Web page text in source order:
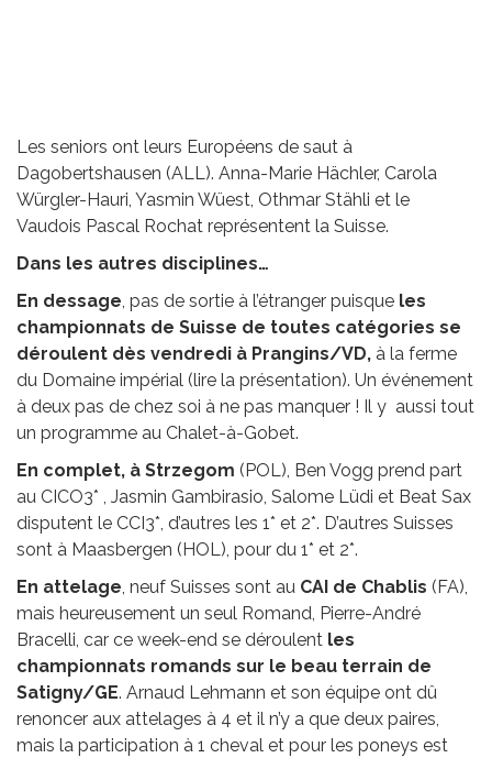
Les seniors ont leurs Européens de saut à
Dagobertshausen (ALL). Anna-Marie Hächler, Carola
Würgler-Hauri, Yasmin Wüest, Othmar Stähli et le
Vaudois Pascal Rochat représentent la Suisse.
Dans les autres disciplines…
En dessage, pas de sortie à l’étranger puisque les
championnats de Suisse de toutes catégories se
déroulent dès vendredi à Prangins/VD, à la ferme
du Domaine impérial (lire la présentation). Un événement
à deux pas de chez soi à ne pas manquer ! Il y aussi tout
un programme au Chalet-à-Gobet.
En complet, à Strzegom (POL), Ben Vogg prend part
au CICO3* , Jasmin Gambirasio, Salome Lüdi et Beat Sax
disputent le CCI3*, d’autres les 1* et 2*. D’autres Suisses
sont à Maasbergen (HOL), pour du 1* et 2*.
En attelage, neuf Suisses sont au CAI de Chablis (FA),
mais heureusement un seul Romand, Pierre-André
Bracelli, car ce week-end se déroulent les
championnats romands sur le beau terrain de
Satigny/GE. Arnaud Lehmann et son équipe ont dû
renoncer aux attelages à 4 et il n’y a que deux paires,
mais la participation à 1 cheval et pour les poneys est